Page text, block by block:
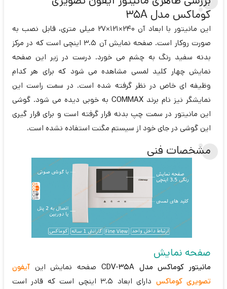
کوماکس مدل 35A
این مانیتور با ابعاد آن 240×121×27 میلی متری، قابل نصب به
صورت روکار است. صفحه نمایش آن 3.5 اینچی است که در مرکز
بدنه سفید رنگ به چشم می خورد. درست در زیر این صفحه
نمایش چهار کلید لمسی مشاهده می شود که برای هر کدام
وظیفه ای خاص در نظر گرفته شده است. در سمت راست این
نمایشگر نیز نام برند COMMAX به خوبی دیده می شود. گوشی
این مانیتور در سمت چپ بدنه قرار گرفته است و برای قرار گیری
این گوشی در جای خود از سیستم مگنت استفاده نشده است.
مشخصات فنی
صفحه نمایش
مانیتور کوماکس مدل CDV-35A صفحه نمایش این آیفون
تصویری کوماکس
دارای ابعاد 3.5 اینچی است که قادر است